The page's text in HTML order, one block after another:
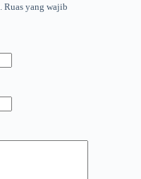
Ruas yang wajib